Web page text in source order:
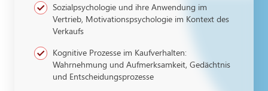
Sozialpsychologie und ihre Anwendung im
Vertrieb, Motivationspsychologie im Kontext des
Verkaufs
Kognitive Prozesse im Kaufverhalten:
Wahrnehmung und Aufmerksamkeit, Gedächtnis
und Entscheidungsprozesse